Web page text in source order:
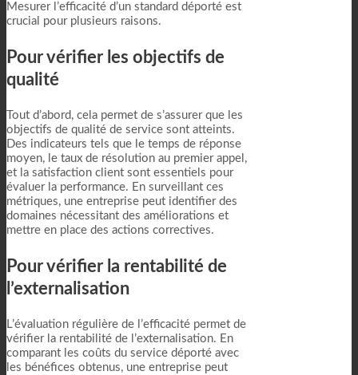
Mesurer l’efficacité d’un standard déporté est
crucial pour plusieurs raisons.
Pour vérifier les objectifs de
qualité
Tout d’abord, cela permet de s’assurer que les
objectifs de qualité de service sont atteints.
Des indicateurs tels que le temps de réponse
moyen, le taux de résolution au premier appel,
et la satisfaction client sont essentiels pour
évaluer la performance. En surveillant ces
métriques, une entreprise peut identifier des
domaines nécessitant des améliorations et
mettre en place des actions correctives.
Pour vérifier la rentabilité de
l’externalisation
L’évaluation régulière de l’efficacité permet de
vérifier la rentabilité de l’externalisation. En
comparant les coûts du service déporté avec
les bénéfices obtenus, une entreprise peut